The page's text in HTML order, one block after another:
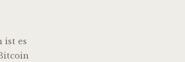
ist es